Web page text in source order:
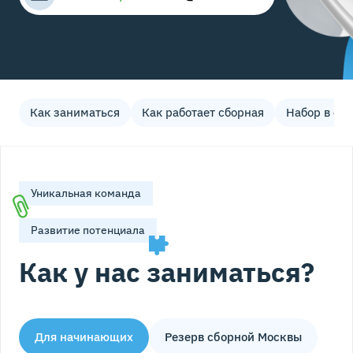
Как заниматься Как работает сборная Набор в
Уникальная команда
Развитие потенциала
Как у нас заниматься?
Для начинающих Резерв сборной Москвы